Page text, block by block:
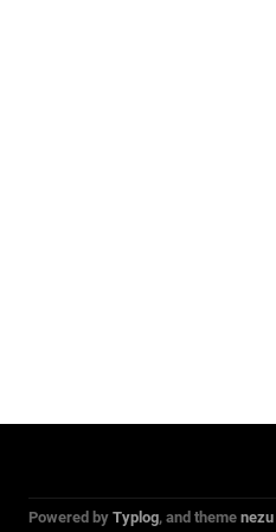
Powered byTyplog, and themenezu